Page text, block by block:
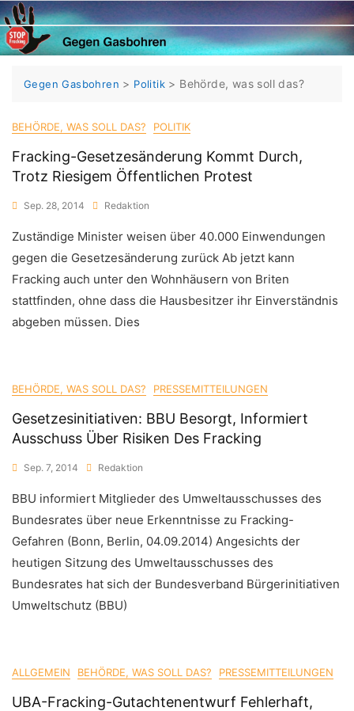
Skip
to
content
Gegen Gasbohren > Politik > Behörde, was soll das?
BEHÖRDE, WAS SOLL DAS? POLITIK
Fracking-Gesetzesänderung Kommt Durch,
Trotz Riesigem Öffentlichen Protest
Sep. 28, 2014 Redaktion
Zuständige Minister weisen über 40.000 Einwendungen
gegen die Gesetzesänderung zurück Ab jetzt kann
Fracking auch unter den Wohnhäusern von Briten
stattfinden, ohne dass die Hausbesitzer ihr Einverständnis
abgeben müssen. Dies
BEHÖRDE, WAS SOLL DAS? PRESSEMITTEILUNGEN
Gesetzesinitiativen: BBU Besorgt, Informiert
Ausschuss Über Risiken Des Fracking
Sep. 7, 2014 Redaktion
BBU informiert Mitglieder des Umweltausschusses des
Bundesrates über neue Erkenntnisse zu Fracking-
Gefahren (Bonn, Berlin, 04.09.2014) Angesichts der
heutigen Sitzung des Umweltausschusses des
Bundesrates hat sich der Bundesverband Bürgerinitiativen
Umweltschutz (BBU)
ALLGEMEIN BEHÖRDE, WAS SOLL DAS? PRESSEMITTEILUNGEN
UBA-Fracking-Gutachtenentwurf Fehlerhaft,